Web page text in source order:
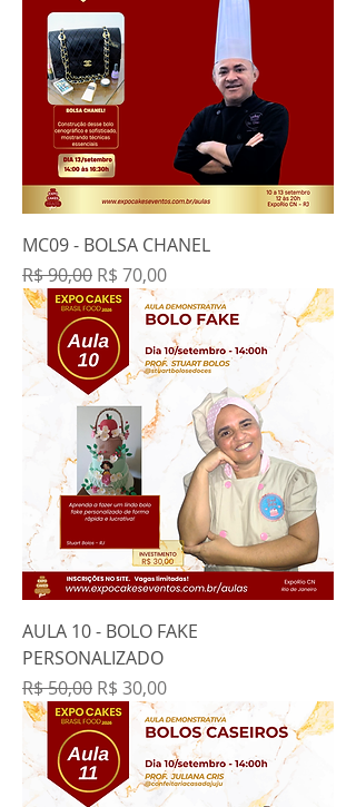
MC09 - BOLSA CHANEL
Preço normal
R$ 90,00 Preço promocional
R$ 70,00
AULA 10 - BOLO FAKE
PERSONALIZADO
Preço normal
R$ 50,00 Preço promocional
R$ 30,00